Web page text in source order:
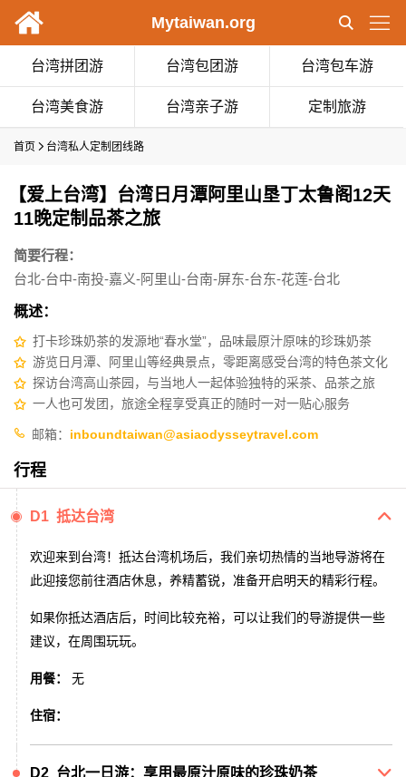


Mytaiwan.org
台湾拼团游 台湾包团游 台湾包车游
台湾美食游 台湾亲子游 定制旅游
首页  台湾私人定制团线路
【爱上台湾】台湾日月潭阿里山垦丁太鲁阁12天
11晚定制品茶之旅
简要行程：
台北-台中-南投-嘉义-阿里山-台南-屏东-台东-花莲-台北
概述：
✩ 打卡珍珠奶茶的发源地“春水堂”，品味最原汁原味的珍珠奶茶
✩ 游览日月潭、阿里山等经典景点，零距离感受台湾的特色茶文化
✩ 探访台湾高山茶园，与当地人一起体验独特的采茶、品茶之旅
✩ 一人也可发团，旅途全程享受真正的随时一对一贴心服务
 邮箱： inboundtaiwan@asiaodysseytravel.com
行程
D1 抵达台湾 
欢迎来到台湾！抵达台湾机场后，我们亲切热情的当地导游将在
此迎接您前往酒店休息，养精蓄锐，准备开启明天的精彩行程。
如果你抵达酒店后，时间比较充裕，可以让我们的导游提供一些
建议，在周围玩玩。
用餐： 无
住宿：
D2 台北一日游：享用最原汁原味的珍珠奶茶 